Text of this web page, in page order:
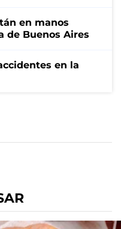
en manos
de Buenos Aires
en la